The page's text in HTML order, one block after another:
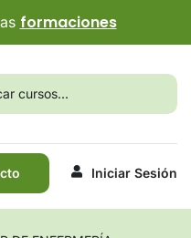
formaciones
Iniciar Sesión